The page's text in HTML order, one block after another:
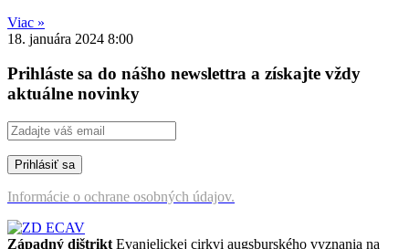
Viac »
18. januára 2024 8:00
Prihláste sa do nášho newslettra a získajte vždy
aktuálne novinky
Informácie o ochrane osobných údajov.
Západný dištrikt Evanjelickej cirkvi augsburského vyznania na